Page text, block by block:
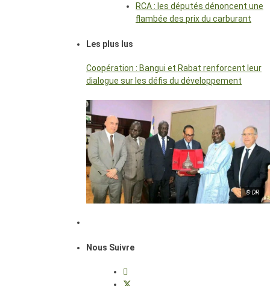
RCA : les députés dénoncent une
flambée des prix du carburant
Les plus lus
Coopération : Bangui et Rabat renforcent leur
dialogue sur les défis du développement
© DR
Nous Suivre